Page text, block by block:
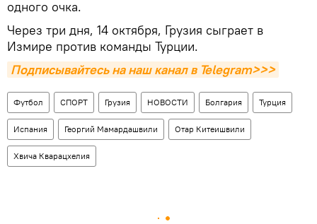
одного очка.
Через три дня, 14 октября, Грузия сыграет в
Измире против команды Турции.
Подписывайтесь на наш канал в Telegram>>>
Футбол СПОРТ Грузия НОВОСТИ Болгария Турция
Испания Георгий Мамардашвили Отар Китеишвили
Хвича Кварацхелия